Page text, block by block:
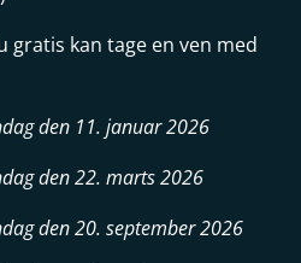
gratis kan tage en ven med
den 11. januar 2026
den 22. marts 2026
den 20. september 2026